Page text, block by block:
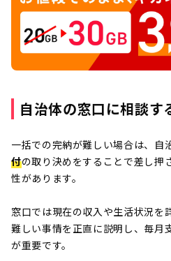
自治体の窓口に相談す
一括での完納が難しい場合は、自
付の取り決めをすることで差し押
性があります。
窓口では現在の収入や生活状況を
難しい事情を正直に説明し、毎月
が重要です。